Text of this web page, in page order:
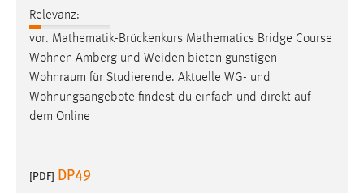
Relevanz:
vor. Mathematik-Brückenkurs Mathematics Bridge Course
Wohnen Amberg und Weiden bieten günstigen
Wohnraum für Studierende. Aktuelle WG- und
Wohnungsangebote findest du einfach und direkt auf
dem Online
[PDF] DP49